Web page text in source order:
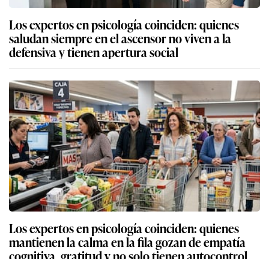
Los expertos en psicología coinciden: quienes
saludan siempre en el ascensor no viven a la
defensiva y tienen apertura social
Los expertos en psicología coinciden: quienes
mantienen la calma en la fila gozan de empatía